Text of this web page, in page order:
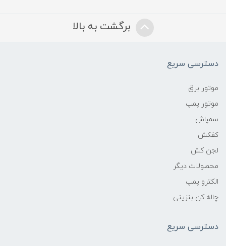
برگشت به بالا
دسترسی سریع
موتور برق
موتور پمپ
سمپاش
کفکش
لجن کش
محصولات دیگر
الکترو پمپ
چاله کن بنزینی
دسترسی سریع